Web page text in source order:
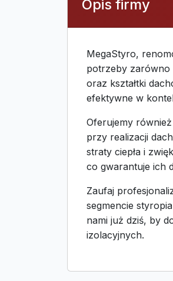
Opis firmy
MegaStyro,
potrzeby zarówno
oraz kształtki
efektywne w
Oferujemy
przy realizacji
straty ciepła i
co gwarantuje ich
Zaufaj
segmencie
nami już dziś, by
izolacyjnych.